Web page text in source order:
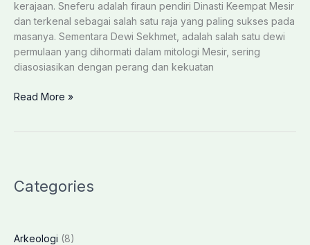
kerajaan. Sneferu adalah firaun pendiri Dinasti Keempat Mesir
dan terkenal sebagai salah satu raja yang paling sukses pada
masanya. Sementara Dewi Sekhmet, adalah salah satu dewi
permulaan yang dihormati dalam mitologi Mesir, sering
diasosiasikan dengan perang dan kekuatan
Dewi
Sneferu
Read More »
Categories
Arkeologi (8)